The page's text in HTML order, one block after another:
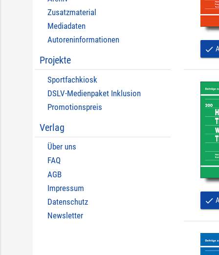
Zusatzmaterial
Mediadaten
Autoreninformationen
Projekte
Sportfachkiosk
DSLV-Medienpaket Inklusion
Promotionspreis
Verlag
Über uns
FAQ
AGB
Impressum
Datenschutz
Newsletter
done
done